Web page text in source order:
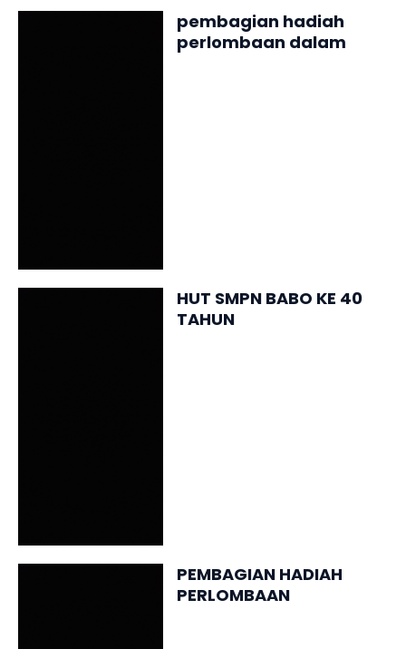
pembagian hadiah
perlombaan dalam
HUT SMPN BABO KE 40
TAHUN
PEMBAGIAN HADIAH
PERLOMBAAN